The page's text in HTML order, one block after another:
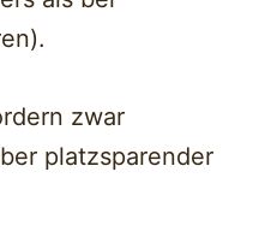
zwar
platzsparender